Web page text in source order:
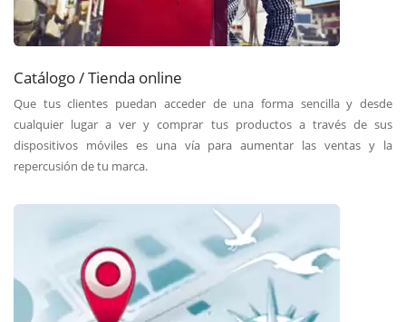
Catálogo / Tienda online
Que tus clientes puedan acceder de una forma sencilla y desde
cualquier lugar a ver y comprar tus productos a través de sus
dispositivos móviles es una vía para aumentar las ventas y la
repercusión de tu marca.